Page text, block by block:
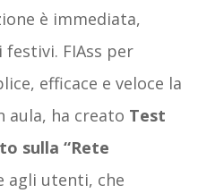
è immediata,
festivi. FIAss per
efficace e veloce la
aula, ha creato Test
sulla “Rete
agli utenti, che